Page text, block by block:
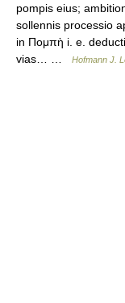
pompis eius;
sollennis processio
in Πομπὴ i. e.
vias… …
Hofmann J.